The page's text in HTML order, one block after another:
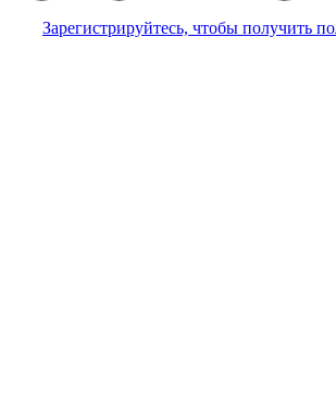
Зарегистрируйтесь, чтобы получить